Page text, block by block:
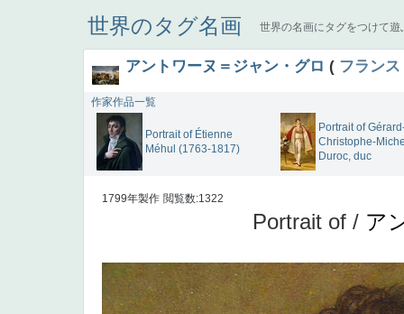
世界のタグ名画 世界の名画にタグをつけて遊
アントワーヌ＝ジャン・グロ ( フランス
作家作品一覧
Portrait of Étienne
Méhul (1763-1817)
Portrait of
Christophe-
Duroc, duc
1799年製作 閲覧数:1322
Portrait of / ア